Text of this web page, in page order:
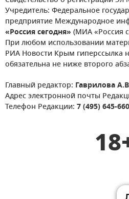
Учредитель: Федеральное
предприятие Международное
«Россия сегодня» (МИА «Россия
При любом использовании
РИА Новости Крым гиперссылка
обязательна не ниже второго
Главный редактор: Гаврилова
Адрес электронной почты
Телефон Редакции: 7 (495) 645-